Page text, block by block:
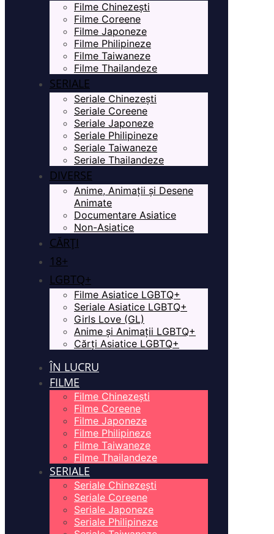
Filme Chinezești
Filme Coreene
Filme Japoneze
Filme Philipineze
Filme Taiwaneze
Filme Thailandeze
SERIALE
Seriale Chinezești
Seriale Coreene
Seriale Japoneze
Seriale Philipineze
Seriale Taiwaneze
Seriale Thailandeze
DIVERSE
Anime, Animații și Desene
Animate
Documentare Asiatice
Non-Asiatice
CĂRȚI
18+
LGBTQ+
Filme Asiatice LGBTQ+
Seriale Asiatice LGBTQ+
Girls Love (GL)
Anime și Animații LGBTQ+
Cărți Asiatice LGBTQ+
ÎN LUCRU
FILME
Filme Chinezești
Filme Coreene
Filme Japoneze
Filme Philipineze
Filme Taiwaneze
Filme Thailandeze
SERIALE
Seriale Chinezești
Seriale Coreene
Seriale Japoneze
Seriale Philipineze